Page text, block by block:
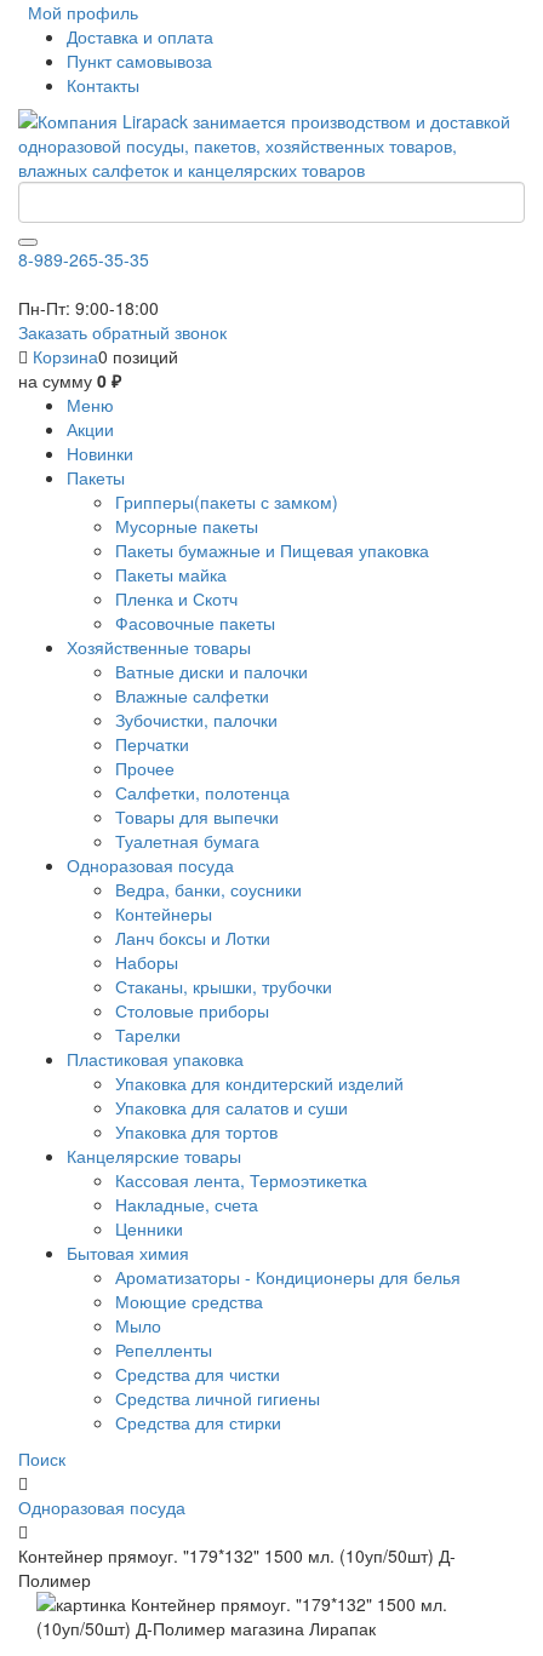
Мой профиль
Доставка и оплата
Пункт самовывоза
Контакты
8-989-265-35-35
Пн-Пт: 9:00-18:00
Заказать обратный звонок
Корзина0 позиций
на сумму 0 ₽
Меню
Акции
Новинки
Пакеты
Грипперы(пакеты с замком)
Мусорные пакеты
Пакеты бумажные и Пищевая упаковка
Пакеты майка
Пленка и Скотч
Фасовочные пакеты
Хозяйственные товары
Ватные диски и палочки
Влажные салфетки
Зубочистки, палочки
Перчатки
Прочее
Салфетки, полотенца
Товары для выпечки
Туалетная бумага
Одноразовая посуда
Ведра, банки, соусники
Контейнеры
Ланч боксы и Лотки
Наборы
Стаканы, крышки, трубочки
Столовые приборы
Тарелки
Пластиковая упаковка
Упаковка для кондитерский изделий
Упаковка для салатов и суши
Упаковка для тортов
Канцелярские товары
Кассовая лента, Термоэтикетка
Накладные, счета
Ценники
Бытовая химия
Ароматизаторы - Кондиционеры для белья
Моющие средства
Мыло
Репелленты
Средства для чистки
Средства личной гигиены
Средства для стирки
Поиск
Одноразовая посуда
Контейнер прямоуг. "179*132" 1500 мл. (10уп/50шт) Д-
Полимер